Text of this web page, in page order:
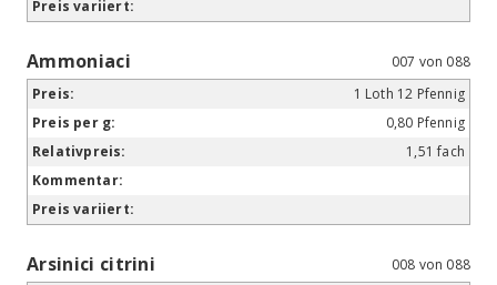
Ammoniaci
007 von 088
1 Loth 12 Pfennig
0,80 Pfennig
1,51 fach
Arsinici citrini
008 von 088